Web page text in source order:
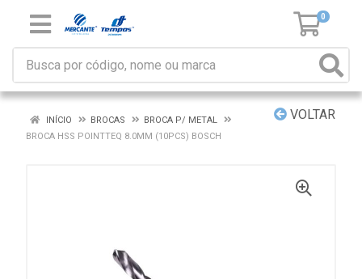
0
VOLTAR
INÍCIO BROCAS
BROCA P/ METAL
BROCA HSS POINTTEQ 8.0MM (10PCS) BOSCH